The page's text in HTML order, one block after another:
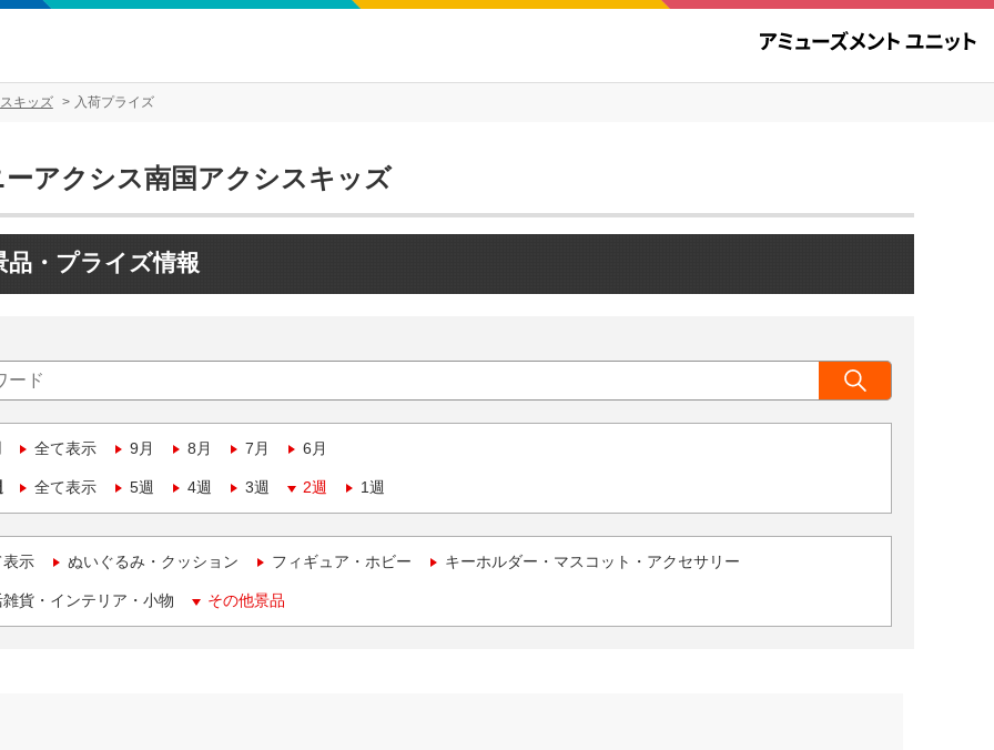
キッズ 入荷プライズ
ーアクシス南国アクシスキッズ
品・プライズ情報
全て表示 9月 8月 7月 6月
全て表示 5週 4週 3週 2週 1週
表示 ぬいぐるみ・クッション フィギュア・ホビー キーホルダー・マスコット・アクセサリー
貨・インテリア・小物 その他景品